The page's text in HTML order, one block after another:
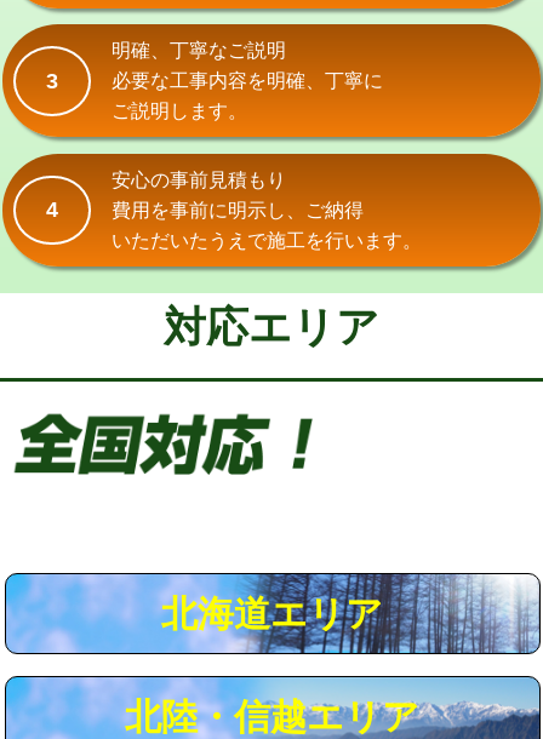
持込商品取付（混合水栓） 16,500円
持込商品取付（浄水器・分岐水栓） 16,500円
給水管工事※（ホール加工)
給水管工事※（バンド止め)
給水管工事※（支持金具設置) 5,500円
給水管工事※（保温材使用（バンド止
め込み）)
5,500円
給水管工事※（土の掘削・埋め戻し作
11,000円
給水管工事※（塩ビ管（VP・HI）使
用/3ｍまで)
給水管工事※（ライニング鋼管・銅
管・ポリ管・HT管使用/3ｍまで)
44,000円
給水管工事※（ライニング鋼管・銅
+8,800円
マス交換（土の掘削・埋め戻し作業） 11,000円~
3
明確、丁寧なご説明
必要な工事内容を明確、丁寧に
ご説明します。
4
安心の事前見積もり
費用を事前に明示し、ご納得
いただいたうえで施工を行います。
対応エリア
北海道エリア
北陸・信越エリア